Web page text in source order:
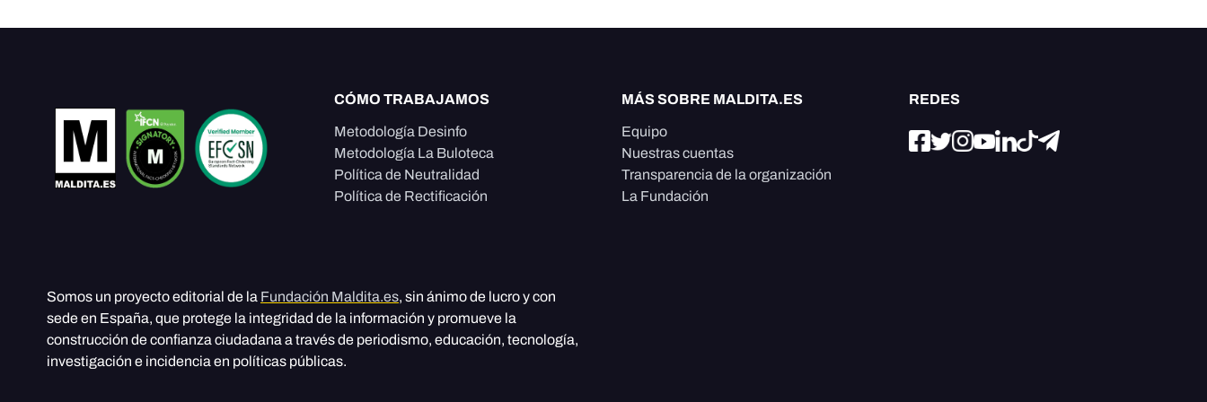
CÓMO TRABAJAMOS
Metodología Desinfo
Metodología La Buloteca
Política de Neutralidad
Política de Rectificación
MÁS SOBRE MALDITA.ES
Equipo
Nuestras cuentas
Transparencia de la organización
La Fundación
REDES
Somos un proyecto editorial de la Fundación Maldita.es, sin ánimo de lucro y con
sede en España, que protege la integridad de la información y promueve la
construcción de confianza ciudadana a través de periodismo, educación, tecnología,
investigación e incidencia en políticas públicas.